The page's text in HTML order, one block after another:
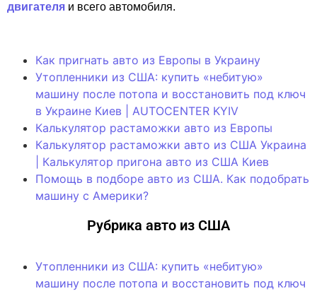
двигателя и всего автомобиля.
Как пригнать авто из Европы в Украину
Утопленники из США: купить «небитую»
машину после потопа и восстановить под ключ
в Украине Киев | AUTOCENTER KYIV
Калькулятор растаможки авто из Европы
Калькулятор растаможки авто из США Украина
| Калькулятор пригона авто из США Киев
Помощь в подборе авто из США. Как подобрать
машину с Америки?
Рубрика авто из США
Утопленники из США: купить «небитую»
машину после потопа и восстановить под ключ